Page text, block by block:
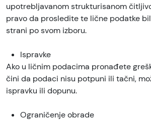
upotrebljavanom strukturisanom
pravo da prosledite te lične podatke
strani po svom izboru.
Ispravke
Ako u ličnim podacima pronađete
čini da podaci nisu potpuni ili tačni,
ispravku ili dopunu.
Ograničenje obrade